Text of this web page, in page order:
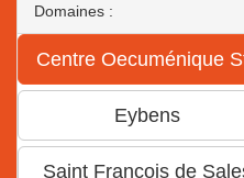
Domaines :